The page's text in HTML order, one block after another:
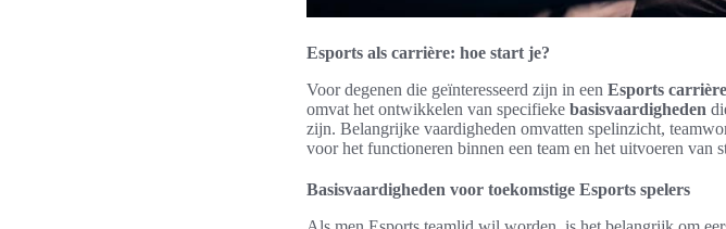
Esports als carrière: hoe start je?
Voor degenen die geïnteresseerd zijn in een Esports
omvat het ontwikkelen van specifieke basisvaardigheden
zijn. Belangrijke vaardigheden omvatten spelinzicht,
voor het functioneren binnen een team en het uitvoeren van
Basisvaardigheden voor toekomstige Esports spelers